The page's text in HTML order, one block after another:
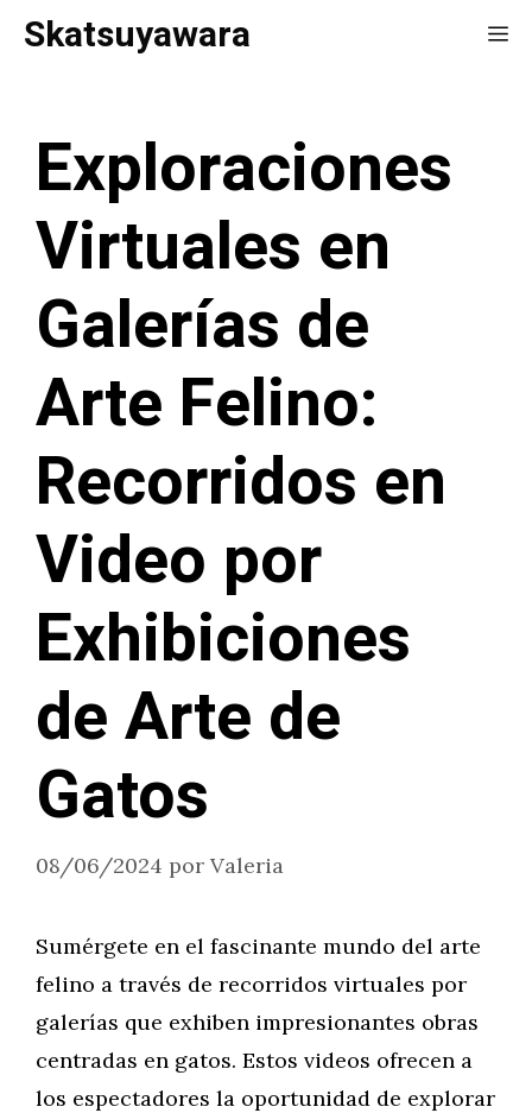
SaltarSkatsuyawara
Exploraciones
Virtuales en
Galerías de
Arte Felino:
Recorridos en
Video por
Exhibiciones
de Arte de
Gatos
08/06/2024 por Valeria
Sumérgete en el fascinante mundo del arte
felino a través de recorridos virtuales por
galerías que exhiben impresionantes obras
centradas en gatos. Estos videos ofrecen a
los espectadores la oportunidad de explorar